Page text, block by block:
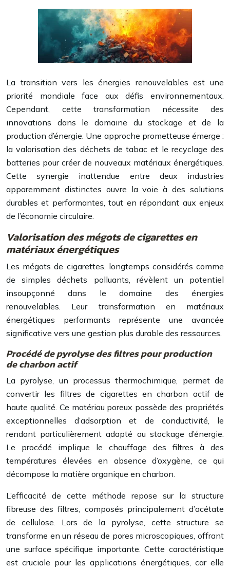
La transition vers les énergies renouvelables est une
priorité mondiale face aux défis environnementaux.
Cependant, cette transformation nécessite des
innovations dans le domaine du stockage et de la
production d’énergie. Une approche prometteuse émerge :
la valorisation des déchets de tabac et le recyclage des
batteries pour créer de nouveaux matériaux énergétiques.
Cette synergie inattendue entre deux industries
apparemment distinctes ouvre la voie à des solutions
durables et performantes, tout en répondant aux enjeux
de l’économie circulaire.
Valorisation des mégots de cigarettes en
matériaux énergétiques
Les mégots de cigarettes, longtemps considérés comme
de simples déchets polluants, révèlent un potentiel
insoupçonné dans le domaine des énergies
renouvelables. Leur transformation en matériaux
énergétiques performants représente une avancée
significative vers une gestion plus durable des ressources.
Procédé de pyrolyse des filtres pour production
de charbon actif
La pyrolyse, un processus thermochimique, permet de
convertir les filtres de cigarettes en charbon actif de
haute qualité. Ce matériau poreux possède des propriétés
exceptionnelles d’adsorption et de conductivité, le
rendant particulièrement adapté au stockage d’énergie.
Le procédé implique le chauffage des filtres à des
températures élevées en absence d’oxygène, ce qui
décompose la matière organique en charbon.
L’efficacité de cette méthode repose sur la structure
fibreuse des filtres, composés principalement d’acétate
de cellulose. Lors de la pyrolyse, cette structure se
transforme en un réseau de pores microscopiques, offrant
une surface spécifique importante. Cette caractéristique
est cruciale pour les applications énergétiques, car elle